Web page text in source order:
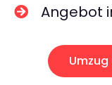
Angebot